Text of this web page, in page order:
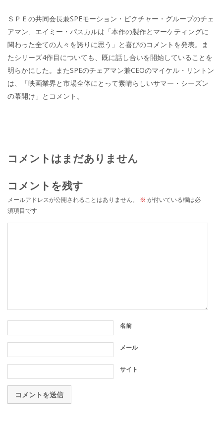
ＳＰＥの共同会長兼SPEモーション・ピクチャー・グループのチェ
アマン、エイミー・パスカルは「本作の製作とマーケティングに
関わった全ての人々を誇りに思う」と喜びのコメントを発表。ま
たシリーズ4作目についても、既に話し合いを開始していることを
明らかにした。またSPEのチェアマン兼CEOのマイケル・リントン
は、「映画業界と市場全体にとって素晴らしいサマー・シーズン
の幕開け」とコメント。
コメントはまだありません
コメントを残す
メールアドレスが公開されることはありません。 ※ が付いている欄は必
須項目です
名前
メール
サイト